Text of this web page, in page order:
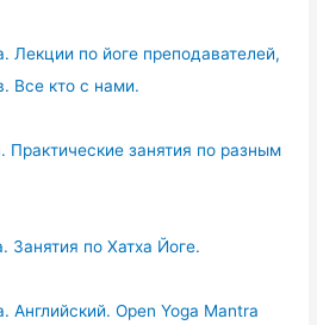
Лекции по йоге преподавателей,
Все кто с нами.
Практические занятия по разным
Занятия по Хатха Йоге.
Английский. Open Yoga Mantra